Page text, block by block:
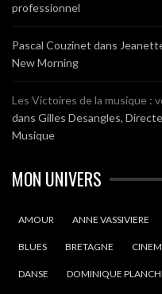
professionnel
Pascal Couzinet dans
New Morning
Les Victoires de la musique :
dans Gilles Desangles,
Musique
MON UNIVERS
AMOUR ANNE VASSIVIERE
BLUES BRETAGNE
DANSE DOMINIQUE